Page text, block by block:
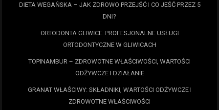
DIETA WEGAŃSKA – JAK ZDROWO PRZEJŚĆ I CO JEŚĆ PRZEZ 5
DNI?
ORTODONTA GLIWICE: PROFESJONALNE USŁUGI
ORTODONTYCZNE W GLIWICACH
TOPINAMBUR – ZDROWOTNE WŁAŚCIWOŚCI, WARTOŚCI
ODŻYWCZE I DZIAŁANIE
GRANAT WŁAŚCIWY: SKŁADNIKI, WARTOŚCI ODŻYWCZE I
ZDROWOTNE WŁAŚCIWOŚCI